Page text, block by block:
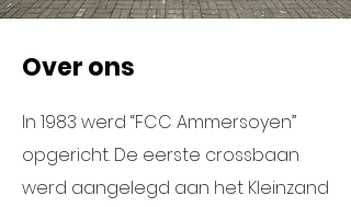
Over ons
In 1983 werd “FCC Ammersoyen”
opgericht. De eerste crossbaan
werd aangelegd aan het Kleinzand